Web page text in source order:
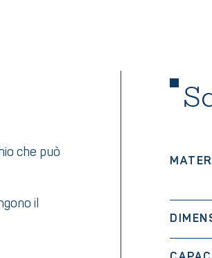
che può
il